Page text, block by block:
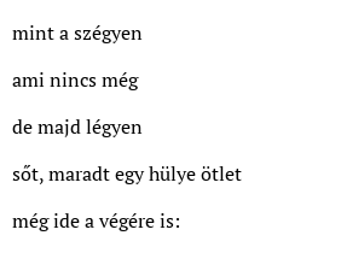
mint a szégyen
ami nincs még
de majd légyen
sőt, maradt egy hülye ötlet
még ide a végére is: